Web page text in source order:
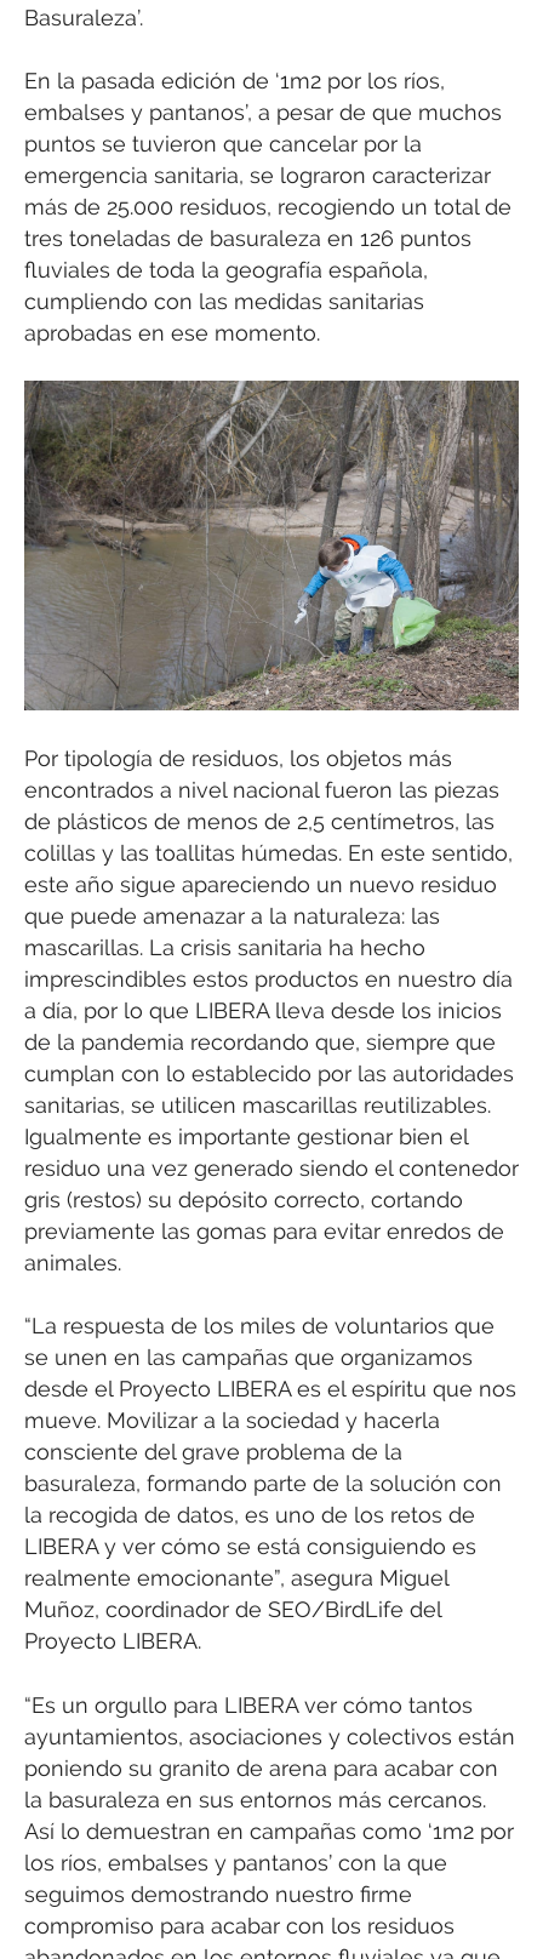
Basuraleza’.
En la pasada edición de ‘1m2 por los ríos,
embalses y pantanos’, a pesar de que muchos
puntos se tuvieron que cancelar por la
emergencia sanitaria, se lograron caracterizar
más de 25.000 residuos, recogiendo un total de
tres toneladas de basuraleza en 126 puntos
fluviales de toda la geografía española,
cumpliendo con las medidas sanitarias
aprobadas en ese momento.
Por tipología de residuos, los objetos más
encontrados a nivel nacional fueron las piezas
de plásticos de menos de 2,5 centímetros, las
colillas y las toallitas húmedas. En este sentido,
este año sigue apareciendo un nuevo residuo
que puede amenazar a la naturaleza: las
mascarillas. La crisis sanitaria ha hecho
imprescindibles estos productos en nuestro día
a día, por lo que LIBERA lleva desde los inicios
de la pandemia recordando que, siempre que
cumplan con lo establecido por las autoridades
sanitarias, se utilicen mascarillas reutilizables.
Igualmente es importante gestionar bien el
residuo una vez generado siendo el contenedor
gris (restos) su depósito correcto, cortando
previamente las gomas para evitar enredos de
animales.
“La respuesta de los miles de voluntarios que
se unen en las campañas que organizamos
desde el Proyecto LIBERA es el espíritu que nos
mueve. Movilizar a la sociedad y hacerla
consciente del grave problema de la
basuraleza, formando parte de la solución con
la recogida de datos, es uno de los retos de
LIBERA y ver cómo se está consiguiendo es
realmente emocionante”, asegura Miguel
Muñoz, coordinador de SEO/BirdLife del
Proyecto LIBERA.
“Es un orgullo para LIBERA ver cómo tantos
ayuntamientos, asociaciones y colectivos están
poniendo su granito de arena para acabar con
la basuraleza en sus entornos más cercanos.
Así lo demuestran en campañas como ‘1m2 por
los ríos, embalses y pantanos’ con la que
seguimos demostrando nuestro firme
compromiso para acabar con los residuos